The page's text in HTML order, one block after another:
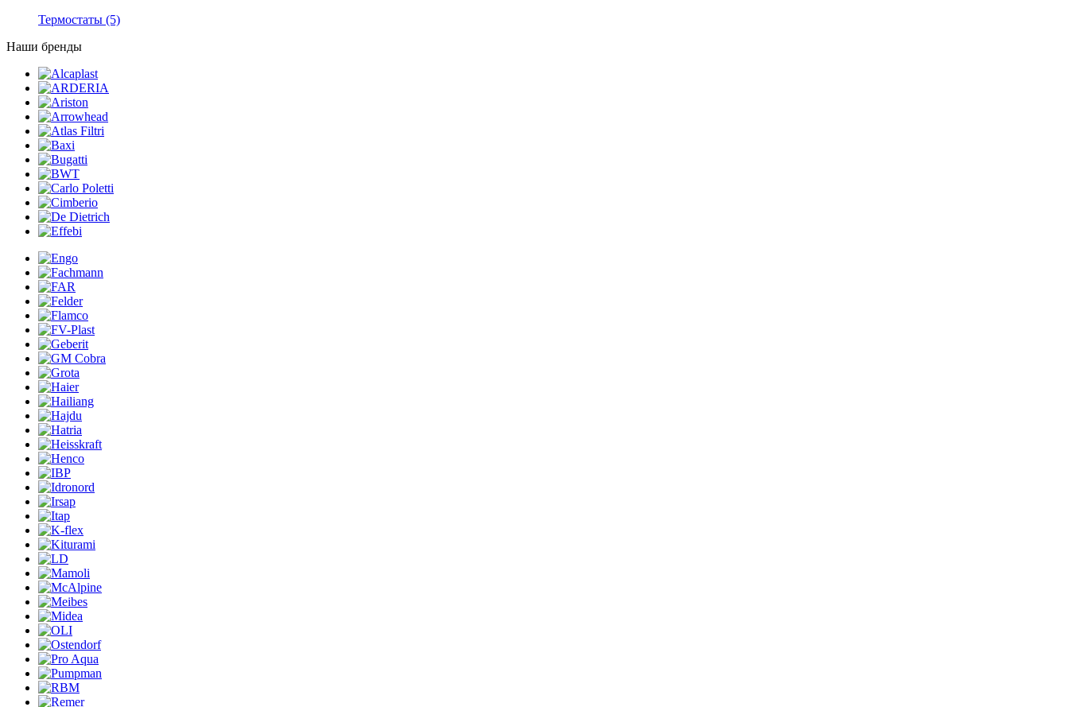
Термостаты (5)
Наши бренды